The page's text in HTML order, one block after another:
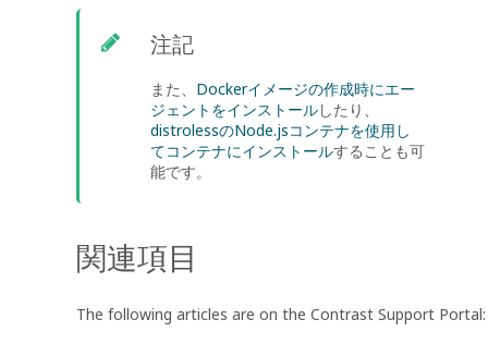
注記
また、 Dockerイメージの作成時にエー
ジェントをインストールしたり、
distrolessのNode.jsコンテナを使用し
てコンテナにインストールすることも可
能です。
関連項目
The following articles are on the Contrast Support Portal: